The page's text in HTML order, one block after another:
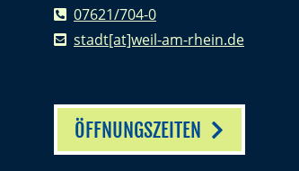
07621/704-0
stadt[at]weil-am-rhein.de
ÖFFNUNGSZEITEN